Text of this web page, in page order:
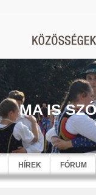
MA IS
HÍREK FÓRUM